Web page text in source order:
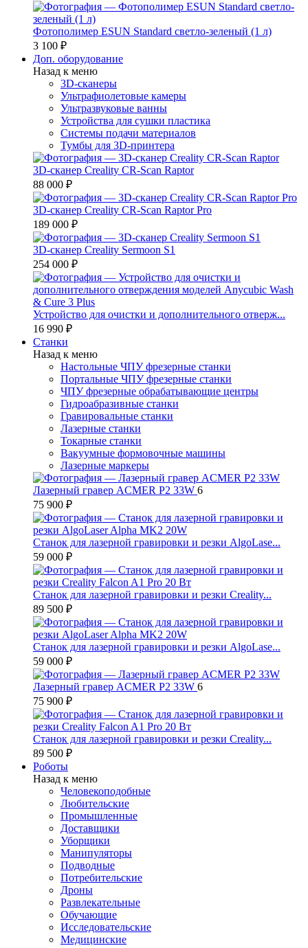
Фотополимер ESUN Standard светло-зеленый (1 л)
3 100 ₽
Доп. оборудование
Назад к меню
3D-сканеры
Ультрафиолетовые камеры
Ультразвуковые ванны
Устройства для сушки пластика
Системы подачи материалов
Тумбы для 3D-принтера
3D-сканер Creality CR-Scan Raptor
88 000 ₽
3D-сканер Creality CR-Scan Raptor Pro
189 000 ₽
3D-сканер Creality Sermoon S1
254 000 ₽
Устройство для очистки и дополнительного отверж...
16 990 ₽
Станки
Назад к меню
Настольные ЧПУ фрезерные станки
Портальные ЧПУ фрезерные станки
ЧПУ фрезерные обрабатывающие центры
Гидроабразивные станки
Гравировальные станки
Лазерные станки
Токарные станки
Вакуумные формовочные машины
Лазерные маркеры
Лазерный гравер ACMER P2 33W 6
75 900 ₽
Станок для лазерной гравировки и резки AlgoLase...
59 000 ₽
Станок для лазерной гравировки и резки Creality...
89 500 ₽
Станок для лазерной гравировки и резки AlgoLase...
59 000 ₽
Лазерный гравер ACMER P2 33W 6
75 900 ₽
Станок для лазерной гравировки и резки Creality...
89 500 ₽
Роботы
Назад к меню
Человекоподобные
Любительские
Промышленные
Доставщики
Уборщики
Манипуляторы
Подводные
Потребительские
Дроны
Развлекательные
Обучающие
Исследовательские
Медицинские